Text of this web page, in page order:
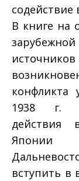
содействие
В книге на
конфликта
1938 г.
действия
Японии
вступить в